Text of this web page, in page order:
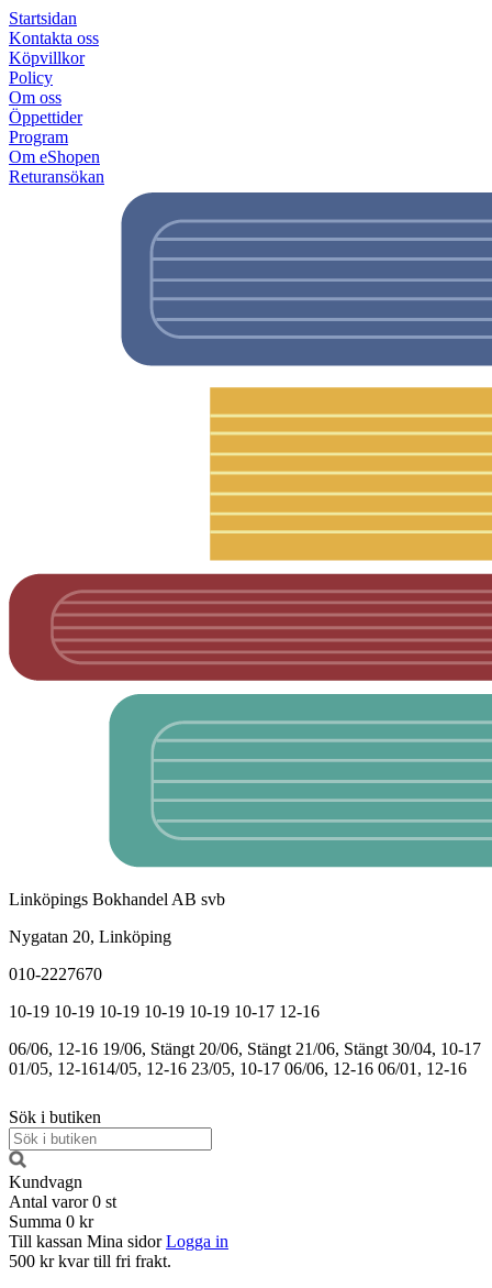
Startsidan
Kontakta oss
Köpvillkor
Policy
Om oss
Öppettider
Program
Om eShopen
Returansökan
Linköpings Bokhandel AB svb
Nygatan 20, Linköping
010-2227670
10-19 10-19 10-19 10-19 10-19 10-17 12-16
06/06, 12-16 19/06, Stängt 20/06, Stängt 21/06, Stängt 30/04, 10-17
01/05, 12-1614/05, 12-16 23/05, 10-17 06/06, 12-16 06/01, 12-16
Sök i butiken
Kundvagn
Antal varor 0 st
Summa 0 kr
Till kassan Mina sidor Logga in
500 kr kvar till fri frakt.